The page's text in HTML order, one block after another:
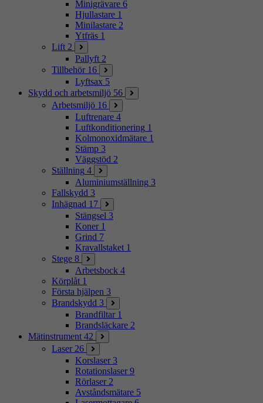
Minigrävare 6
Hjullastare 1
Minilastare 2
Ytfräs 1
Lift 2
Pallyft 2
Tillbehör 16
Lyftsax 5
Skydd och arbetsmiljö 56
Arbetsmiljö 16
Luftrenare 4
Luftkonditionering 1
Kolmonoxidmätare 1
Stämp 3
Väggstöd 2
Ställning 4
Aluminiumställning 3
Fallskydd 3
Inhägnad 17
Stängsel 3
Koner 1
Grind 7
Kravallstaket 1
Stege 8
Arbetsbock 4
Körplåt 1
Första hjälpen 3
Brandskydd 3
Brandfiltar 1
Brandsläckare 2
Mätinstrument 42
Laser 26
Korslaser 3
Rotationslaser 9
Rörlaser 2
Avståndsmätare 5